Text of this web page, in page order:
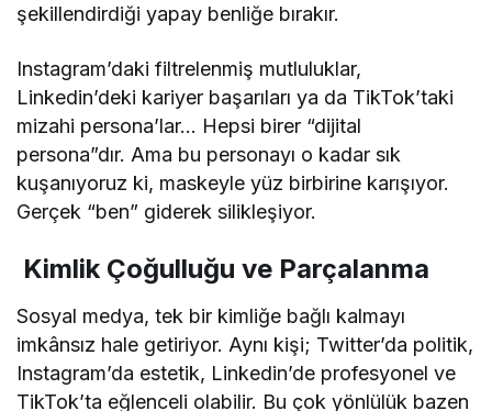
şekillendirdiği yapay benliğe bırakır.
Instagram’daki filtrelenmiş mutluluklar,
Linkedin’deki kariyer başarıları ya da TikTok’taki
mizahi persona’lar… Hepsi birer “dijital
persona”dır. Ama bu personayı o kadar sık
kuşanıyoruz ki, maskeyle yüz birbirine karışıyor.
Gerçek “ben” giderek silikleşiyor.
Kimlik Çoğulluğu ve Parçalanma
Sosyal medya, tek bir kimliğe bağlı kalmayı
imkânsız hale getiriyor. Aynı kişi; Twitter’da politik,
Instagram’da estetik, Linkedin’de profesyonel ve
TikTok’ta eğlenceli olabilir. Bu çok yönlülük bazen